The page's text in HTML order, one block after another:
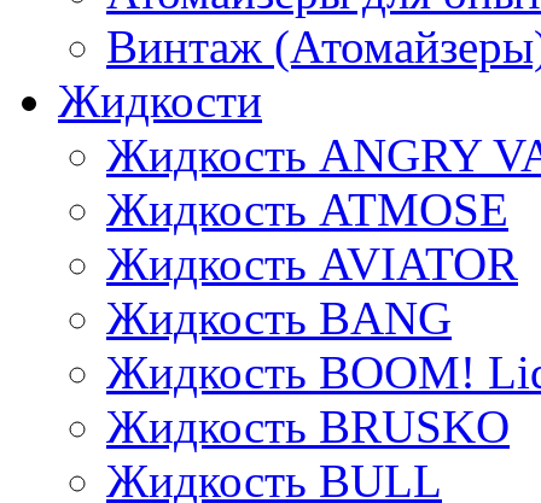
Винтаж
Жидкости
Жидкость ANGRY
Жидкость ATMOSE
Жидкость AVIATOR
Жидкость BANG
Жидкость BOOM!
Жидкость BRUSKO
Жидкость BULL